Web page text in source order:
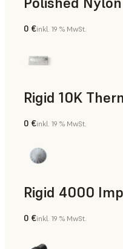
SLS-Pulver
0 €inkl. 19 % MwSt.
Technik
0 €inkl. 19 % MwSt.
Rigid 4000
Technik
0 €inkl. 19 % MwSt.